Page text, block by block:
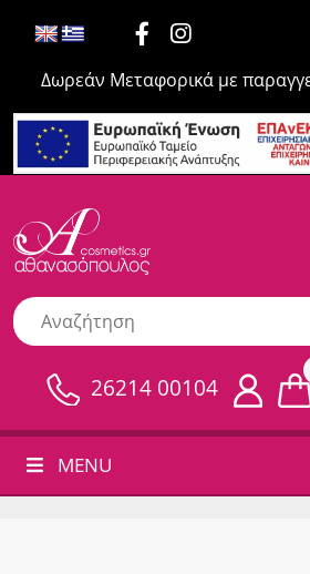
Δωρεάν Μεταφορικά με
26214 00104
MENU